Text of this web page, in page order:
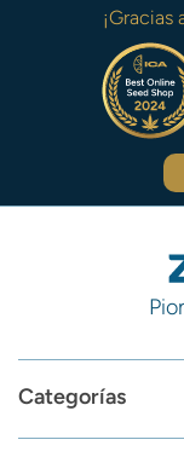
¡Gracias
Categorías